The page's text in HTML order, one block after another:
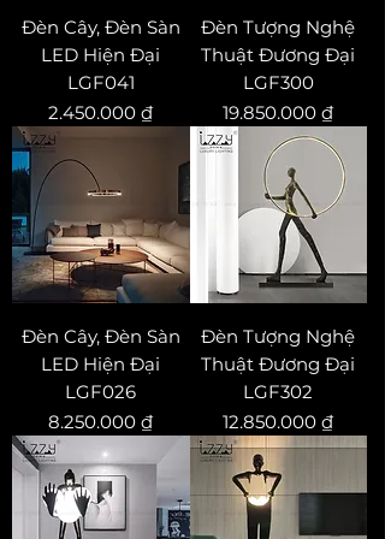
Đèn Cây, Đèn Sàn
LED Hiện Đại
LGF041
Price
2.450.000 ₫
Đèn Tượng Nghệ
Thuật Đương Đại
LGF300
Price
19.850.000 ₫
Đèn Cây, Đèn Sàn
LED Hiện Đại
LGF026
Price
8.250.000 ₫
Đèn Tượng Nghệ
Thuật Đương Đại
LGF302
Price
12.850.000 ₫